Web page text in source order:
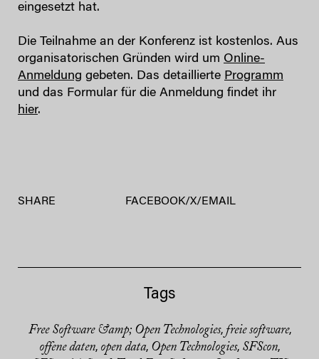
eingesetzt hat.
Die Teilnahme an der Konferenz ist kostenlos. Aus
organisatorischen Gründen wird um Online-
Anmeldung gebeten. Das detaillierte Programm
und das Formular für die Anmeldung findet ihr
hier.
SHARE FACEBOOK/X/ EMAIL
Tags
Free Software &amp; Open Technologies, freie software,
offene daten, open data, Open Technologies, SFScon,